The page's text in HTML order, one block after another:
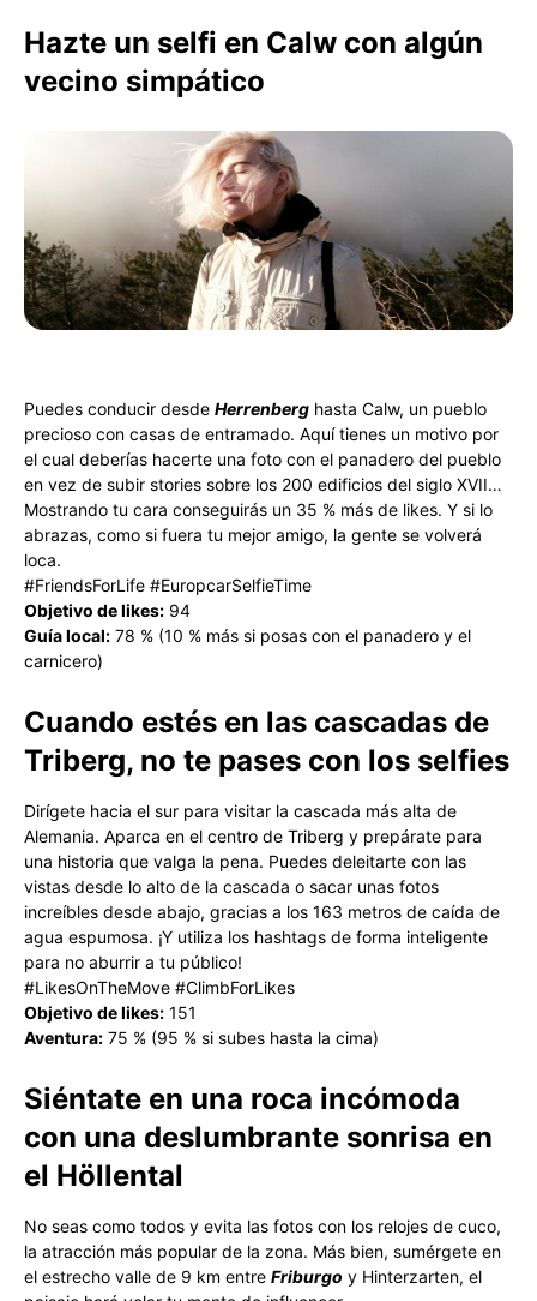
Hazte un selfi en Calw con algún
vecino simpático
Puedes conducir desde Herrenberg hasta Calw, un pueblo
precioso con casas de entramado. Aquí tienes un motivo por
el cual deberías hacerte una foto con el panadero del pueblo
en vez de subir stories sobre los 200 edificios del siglo XVII…
Mostrando tu cara conseguirás un 35 % más de likes. Y si lo
abrazas, como si fuera tu mejor amigo, la gente se volverá
loca.
#FriendsForLife #EuropcarSelfieTime
Objetivo de likes: 94
Guía local: 78 % (10 % más si posas con el panadero y el
carnicero)
Cuando estés en las cascadas de
Triberg, no te pases con los selfies
Dirígete hacia el sur para visitar la cascada más alta de
Alemania. Aparca en el centro de Triberg y prepárate para
una historia que valga la pena. Puedes deleitarte con las
vistas desde lo alto de la cascada o sacar unas fotos
increíbles desde abajo, gracias a los 163 metros de caída de
agua espumosa. ¡Y utiliza los hashtags de forma inteligente
para no aburrir a tu público!
#LikesOnTheMove #ClimbForLikes
Objetivo de likes: 151
Aventura: 75 % (95 % si subes hasta la cima)
Siéntate en una roca incómoda
con una deslumbrante sonrisa en
el Höllental
No seas como todos y evita las fotos con los relojes de cuco,
la atracción más popular de la zona. Más bien, sumérgete en
el estrecho valle de 9 km entre Friburgo y Hinterzarten, el